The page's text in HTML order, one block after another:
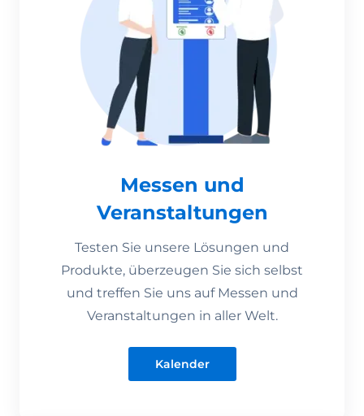
Messen und
Veranstaltungen
Testen Sie unsere Lösungen und
Produkte, überzeugen Sie sich selbst
und treffen Sie uns auf Messen und
Veranstaltungen in aller Welt.
Kalender